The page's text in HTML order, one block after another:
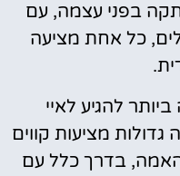
בפני עצמה, עם
לים, כל אחת מציעה
להגיע לאיי
מציעות קווים
בדרך כלל עם